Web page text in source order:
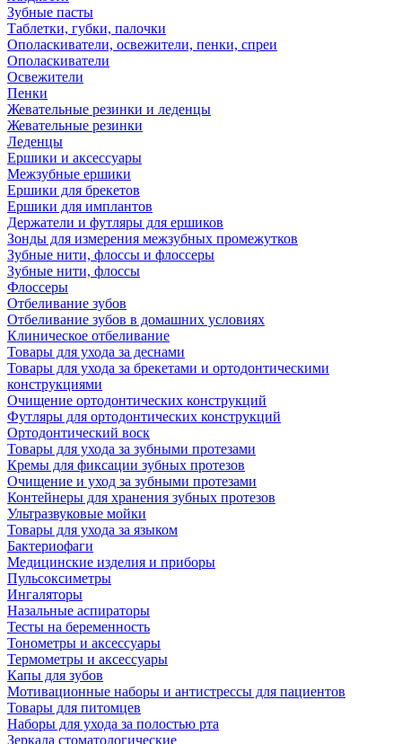
Зубные пасты
Таблетки, губки, палочки
Ополаскиватели, освежители, пенки, спреи
Ополаскиватели
Освежители
Пенки
Жевательные резинки и леденцы
Жевательные резинки
Леденцы
Ершики и аксессуары
Межзубные ершики
Ершики для брекетов
Ершики для имплантов
Держатели и футляры для ершиков
Зонды для измерения межзубных промежутков
Зубные нити, флоссы и флоссеры
Зубные нити, флоссы
Флоссеры
Отбеливание зубов
Отбеливание зубов в домашних условиях
Клиническое отбеливание
Товары для ухода за деснами
Товары для ухода за брекетами и ортодонтическими
конструкциями
Очищение ортодонтических конструкций
Футляры для ортодонтических конструкций
Ортодонтический воск
Товары для ухода за зубными протезами
Кремы для фиксации зубных протезов
Очищение и уход за зубными протезами
Контейнеры для хранения зубных протезов
Ультразвуковые мойки
Товары для ухода за языком
Бактериофаги
Медицинские изделия и приборы
Пульсоксиметры
Ингаляторы
Назальные аспираторы
Тесты на беременность
Тонометры и аксессуары
Термометры и аксессуары
Капы для зубов
Мотивационные наборы и антистрессы для пациентов
Товары для питомцев
Наборы для ухода за полостью рта
Зеркала стоматологические